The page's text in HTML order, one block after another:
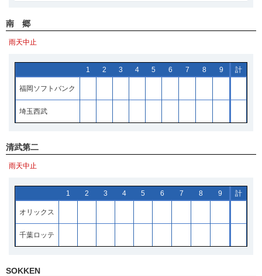
南 郷
雨天中止
1 2 3 4 5 6 7 8 9 計
福岡ソフトバンク
埼玉西武
清武第二
雨天中止
1 2 3 4 5 6 7 8 9 計
オリックス
千葉ロッテ
SOKKEN